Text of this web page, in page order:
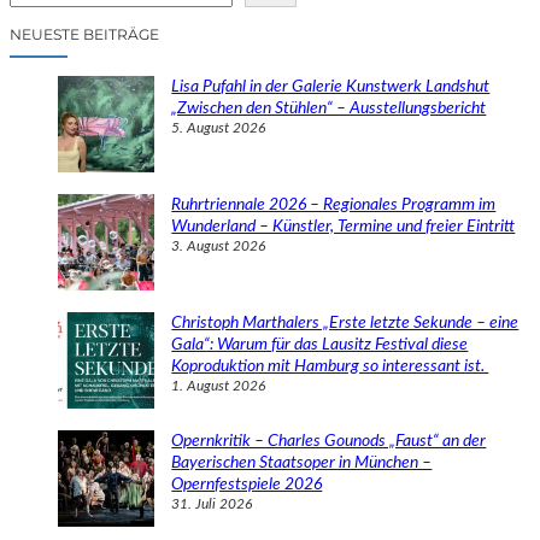
NEUESTE BEITRÄGE
Lisa Pufahl in der Galerie Kunstwerk Landshut
„Zwischen den Stühlen“ – Ausstellungsbericht
5. August 2026
Ruhrtriennale 2026 – Regionales Programm im
Wunderland – Künstler, Termine und freier Eintritt
3. August 2026
Christoph Marthalers „Erste letzte Sekunde – eine
Gala“: Warum für das Lausitz Festival diese
Koproduktion mit Hamburg so interessant ist.
1. August 2026
Opernkritik – Charles Gounods „Faust“ an der
Bayerischen Staatsoper in München –
Opernfestspiele 2026
31. Juli 2026